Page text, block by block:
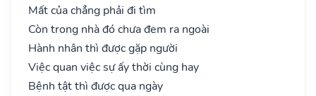
Mất của chẳng phải đi tìm
Còn trong nhà đó chưa đem ra ngoài
Hành nhân thì được gặp người
Việc quan việc sự ấy thời cùng hay
Bệnh tật thì được qua ngày